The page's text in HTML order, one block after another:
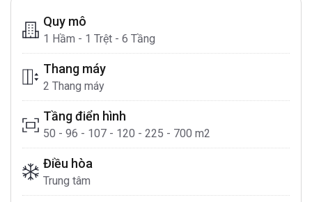
Quy mô
1 Hầm - 1 Trệt - 6 Tầng
Thang máy
2 Thang máy
Tầng điển hình
50 - 96 - 107 - 120 - 225 - 700 m2
Điều hòa
Trung tâm